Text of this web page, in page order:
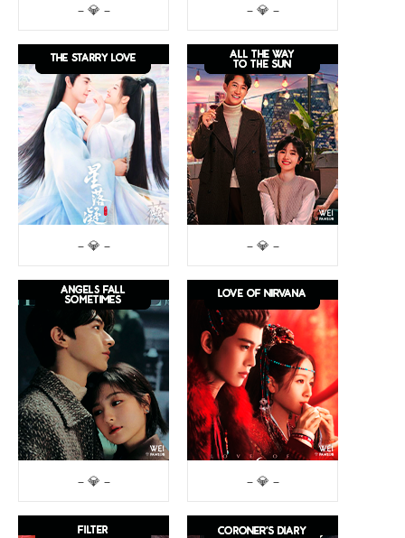
– 💎 – – 💎 –
– 💎 – – 💎 –
– 💎 – – 💎 –